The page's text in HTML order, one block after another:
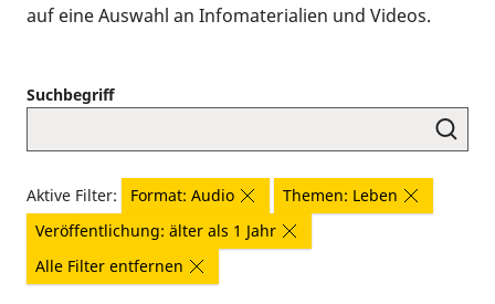
auf eine Auswahl an Infomaterialien und Videos.
Suchbegriff
Aktive Filter: Format: Audio
Themen: Leben
Veröffentlichung: älter als 1 Jahr
Alle Filter entfernen